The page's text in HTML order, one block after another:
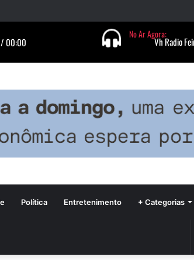
Política Entretenimento + Categorias